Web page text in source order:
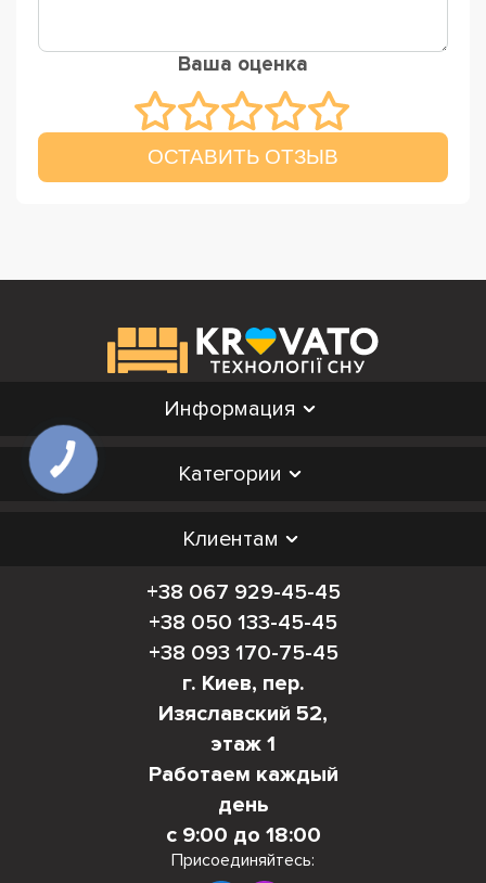
Ваша оценка
ОСТАВИТЬ ОТЗЫВ
Информация
Категории
Клиентам
+38 067 929-45-45
+38 050 133-45-45
+38 093 170-75-45
г. Киев, пер.
Изяславский 52,
этаж 1
Работаем каждый
день
с 9:00 до 18:00
Присоединяйтесь: